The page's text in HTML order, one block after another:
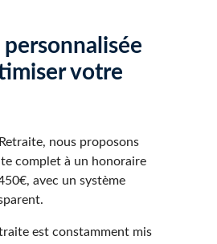
votre
nous proposons
complet à un honoraire
avec un système
est constamment mis